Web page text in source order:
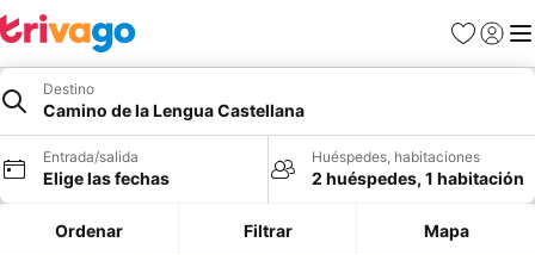
Favoritos
Iniciar
Destino
Camino de la Lengua Castellana
Entrada/salida
Elige las fechas
Huéspedes, habitaciones
2 huéspedes, 1 habitación
Ordenar Filtrar Mapa